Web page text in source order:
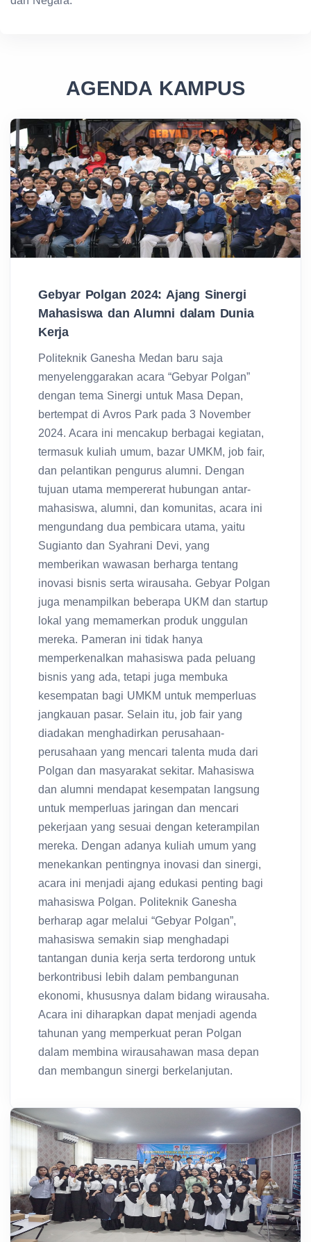
AGENDA KAMPUS
Gebyar Polgan 2024: Ajang Sinergi
Mahasiswa dan Alumni dalam Dunia
Kerja
Politeknik Ganesha Medan baru saja
menyelenggarakan acara “Gebyar Polgan”
dengan tema Sinergi untuk Masa Depan,
bertempat di Avros Park pada 3 November
2024. Acara ini mencakup berbagai kegiatan,
termasuk kuliah umum, bazar UMKM, job fair,
dan pelantikan pengurus alumni. Dengan
tujuan utama mempererat hubungan antar-
mahasiswa, alumni, dan komunitas, acara ini
mengundang dua pembicara utama, yaitu
Sugianto dan Syahrani Devi, yang
memberikan wawasan berharga tentang
inovasi bisnis serta wirausaha. Gebyar Polgan
juga menampilkan beberapa UKM dan startup
lokal yang memamerkan produk unggulan
mereka. Pameran ini tidak hanya
memperkenalkan mahasiswa pada peluang
bisnis yang ada, tetapi juga membuka
kesempatan bagi UMKM untuk memperluas
jangkauan pasar. Selain itu, job fair yang
diadakan menghadirkan perusahaan-
perusahaan yang mencari talenta muda dari
Polgan dan masyarakat sekitar. Mahasiswa
dan alumni mendapat kesempatan langsung
untuk memperluas jaringan dan mencari
pekerjaan yang sesuai dengan keterampilan
mereka. Dengan adanya kuliah umum yang
menekankan pentingnya inovasi dan sinergi,
acara ini menjadi ajang edukasi penting bagi
mahasiswa Polgan. Politeknik Ganesha
berharap agar melalui “Gebyar Polgan”,
mahasiswa semakin siap menghadapi
tantangan dunia kerja serta terdorong untuk
berkontribusi lebih dalam pembangunan
ekonomi, khususnya dalam bidang wirausaha.
Acara ini diharapkan dapat menjadi agenda
tahunan yang memperkuat peran Polgan
dalam membina wirausahawan masa depan
dan membangun sinergi berkelanjutan.